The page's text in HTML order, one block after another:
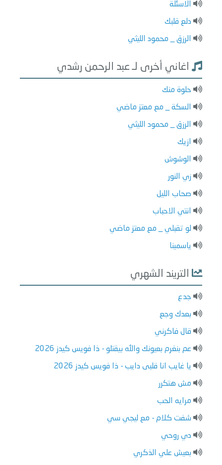
الاسئلة
دلع قلبك
الرزق _ محمود الليثي
اغاني أخرى لـ عبد الرحمن رشدي
حلوة منك
السكة _ مع معتز ماضي
الرزق _ محمود الليثي
ازيك
الوشوش
زي النور
صحاب الليل
انتي الاحباب
لو تقبلي _ مع معتز ماضي
ياسمينا
التريند الشهري
جدع
بعدك وجع
قال فاكرني
عم بنغرم بعيونك والله بيقتلو - ذا فويس كيدز 2026
يا غايب انا قلبى دايب - ذا فويس كيدز 2026
مش هتكرر
مرايه الحب
شفت كلام - مع ليجي سي
دي روحي
بعيش علي الذكري